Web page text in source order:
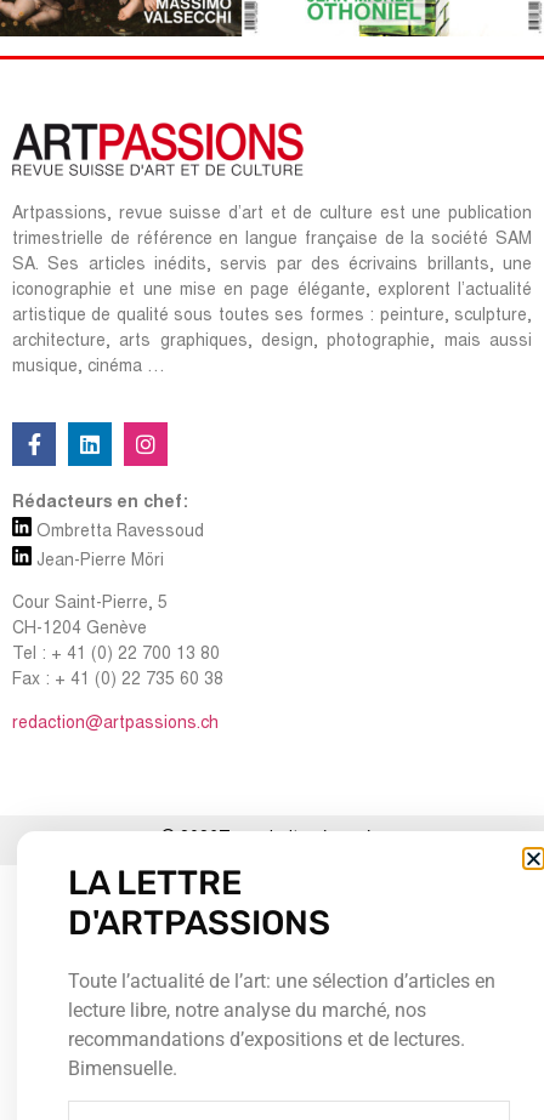
Artpassions, revue suisse d’art et de culture est une publication
trimestrielle de référence en langue française de la société SAM
SA. Ses articles inédits, servis par des écrivains brillants, une
iconographie et une mise en page élégante, explorent l’actualité
artistique de qualité sous toutes ses formes : peinture, sculpture,
architecture, arts graphiques, design, photographie, mais aussi
musique, cinéma …
Rédacteurs en chef:
Ombretta Ravessoud
Jean-Pierre Möri
Cour Saint-Pierre, 5
CH-1204 Genève
Tel : + 41 (0) 22 700 13 80
Fax : + 41 (0) 22 735 60 38
redaction@artpassions.ch
LA LETTRE
D'ARTPASSIONS
Toute l’actualité de l’art: une sélection d’articles en
lecture libre, notre analyse du marché, nos
recommandations d’expositions et de lectures.
Bimensuelle.